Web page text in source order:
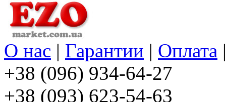
О нас | Гарантии | Оплата
+38 (096) 934-64-27
+38 (093) 623-54-63